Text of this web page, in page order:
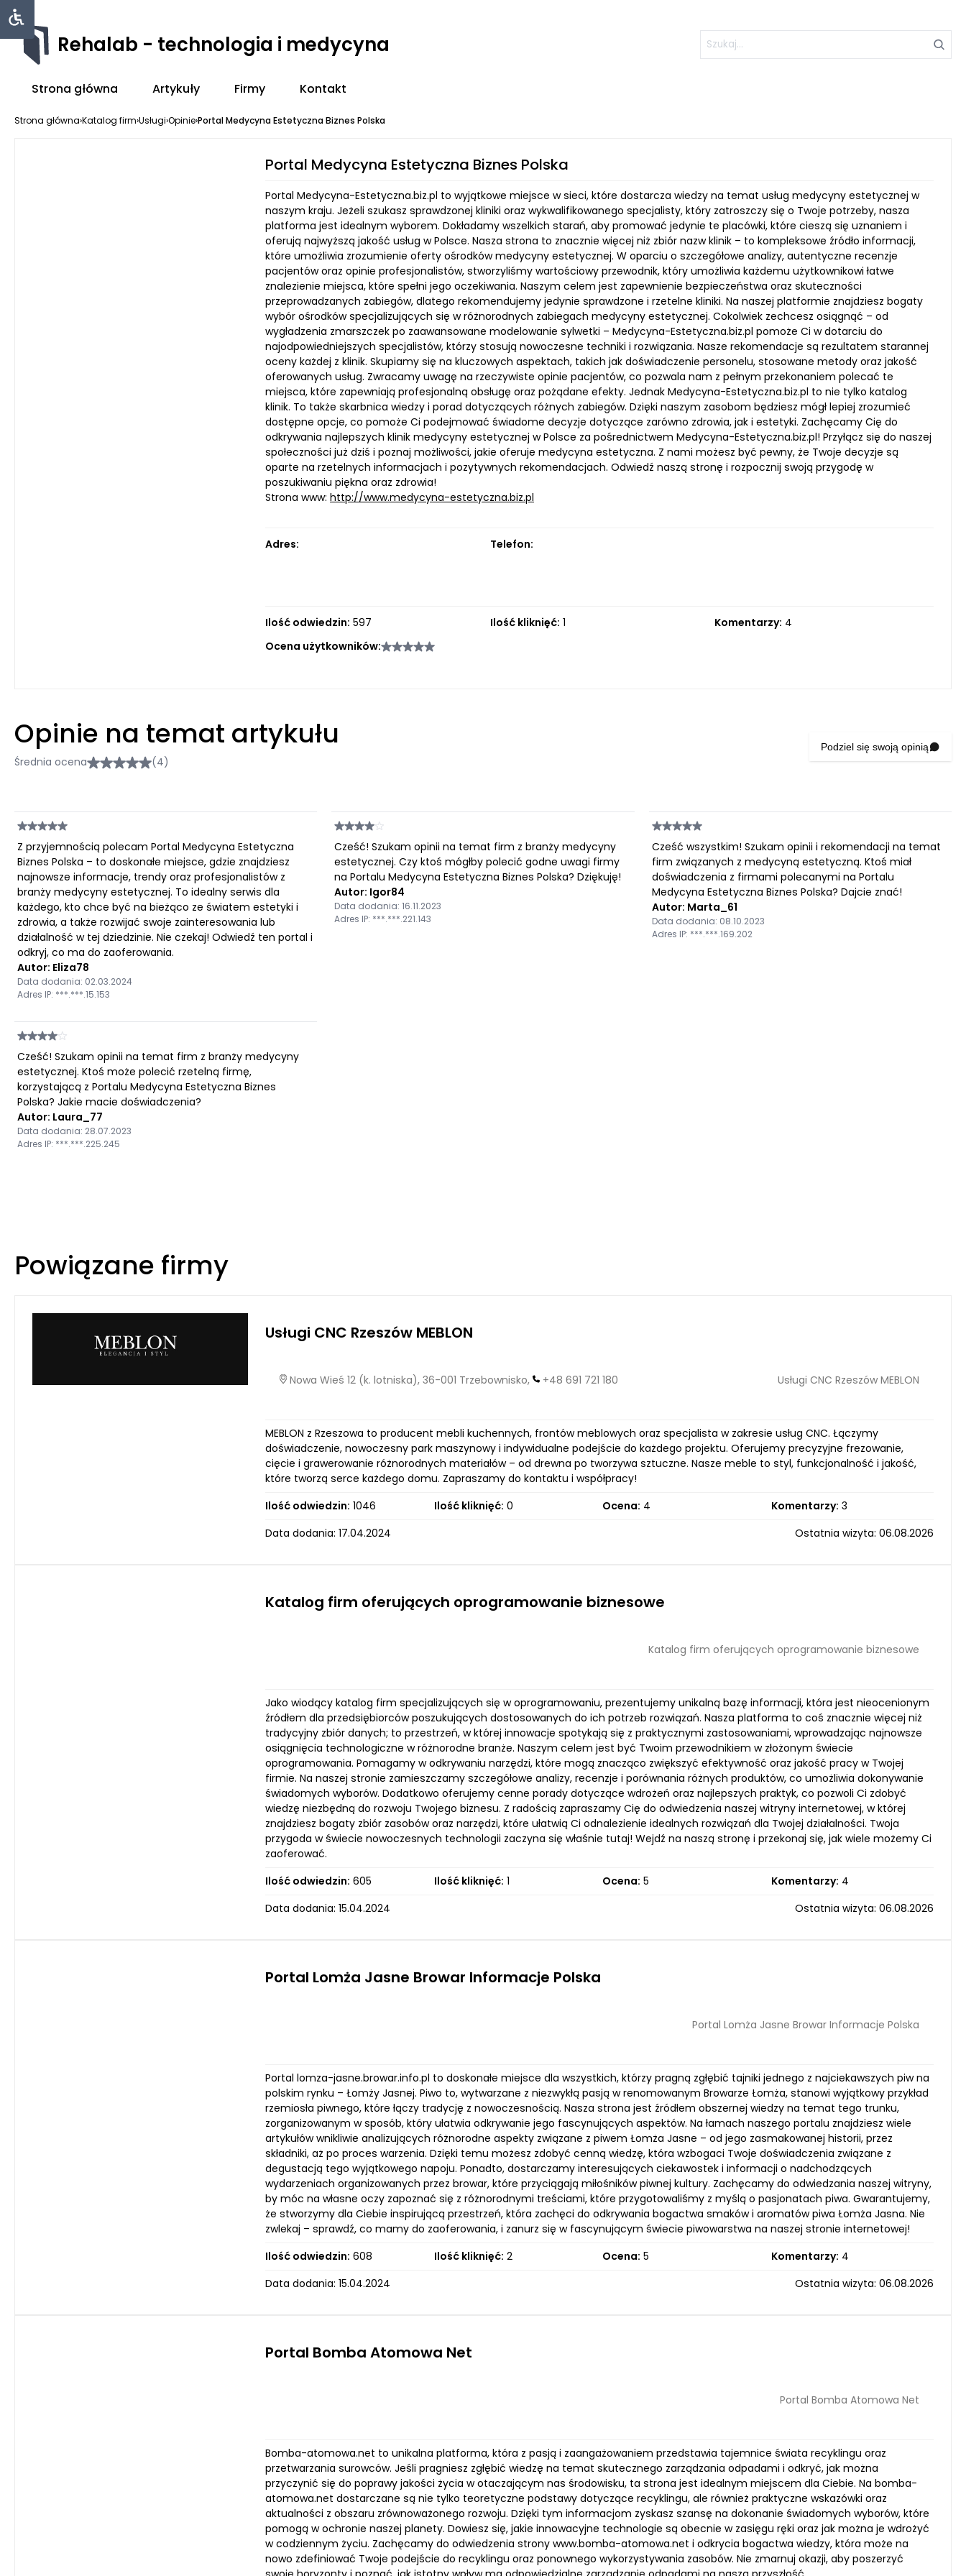
Rehalab - technologia i medycyna
Strona główna Artykuły Firmy Kontakt
Strona główna›Katalog firm›Usługi›Opinie›Portal Medycyna Estetyczna Biznes Polska
Portal Medycyna Estetyczna Biznes Polska
Portal Medycyna-Estetyczna.biz.pl to wyjątkowe miejsce w sieci, które dostarcza wiedzy na temat usług medycyny estetycznej w
naszym kraju. Jeżeli szukasz sprawdzonej kliniki oraz wykwalifikowanego specjalisty, który zatroszczy się o Twoje potrzeby, nasza
platforma jest idealnym wyborem. Dokładamy wszelkich starań, aby promować jedynie te placówki, które cieszą się uznaniem i
oferują najwyższą jakość usług w Polsce. Nasza strona to znacznie więcej niż zbiór nazw klinik – to kompleksowe źródło informacji,
które umożliwia zrozumienie oferty ośrodków medycyny estetycznej. W oparciu o szczegółowe analizy, autentyczne recenzje
pacjentów oraz opinie profesjonalistów, stworzyliśmy wartościowy przewodnik, który umożliwia każdemu użytkownikowi łatwe
znalezienie miejsca, które spełni jego oczekiwania. Naszym celem jest zapewnienie bezpieczeństwa oraz skuteczności
przeprowadzanych zabiegów, dlatego rekomendujemy jedynie sprawdzone i rzetelne kliniki. Na naszej platformie znajdziesz bogaty
wybór ośrodków specjalizujących się w różnorodnych zabiegach medycyny estetycznej. Cokolwiek zechcesz osiągnąć – od
wygładzenia zmarszczek po zaawansowane modelowanie sylwetki – Medycyna-Estetyczna.biz.pl pomoże Ci w dotarciu do
najodpowiedniejszych specjalistów, którzy stosują nowoczesne techniki i rozwiązania. Nasze rekomendacje są rezultatem starannej
oceny każdej z klinik. Skupiamy się na kluczowych aspektach, takich jak doświadczenie personelu, stosowane metody oraz jakość
oferowanych usług. Zwracamy uwagę na rzeczywiste opinie pacjentów, co pozwala nam z pełnym przekonaniem polecać te
miejsca, które zapewniają profesjonalną obsługę oraz pożądane efekty. Jednak Medycyna-Estetyczna.biz.pl to nie tylko katalog
klinik. To także skarbnica wiedzy i porad dotyczących różnych zabiegów. Dzięki naszym zasobom będziesz mógł lepiej zrozumieć
dostępne opcje, co pomoże Ci podejmować świadome decyzje dotyczące zarówno zdrowia, jak i estetyki. Zachęcamy Cię do
odkrywania najlepszych klinik medycyny estetycznej w Polsce za pośrednictwem Medycyna-Estetyczna.biz.pl! Przyłącz się do naszej
społeczności już dziś i poznaj możliwości, jakie oferuje medycyna estetyczna. Z nami możesz być pewny, że Twoje decyzje są
oparte na rzetelnych informacjach i pozytywnych rekomendacjach. Odwiedź naszą stronę i rozpocznij swoją przygodę w
poszukiwaniu piękna oraz zdrowia!
Strona www: http://www.medycyna-estetyczna.biz.pl
Adres: Telefon:
Ilość odwiedzin: 597 Ilość kliknięć: 1 Komentarzy: 4
Ocena użytkowników:
Opinie na temat artykułu
Średnia ocena (4)
Podziel się swoją opinią
Z przyjemnością polecam Portal Medycyna Estetyczna
Biznes Polska – to doskonałe miejsce, gdzie znajdziesz
najnowsze informacje, trendy oraz profesjonalistów z
branży medycyny estetycznej. To idealny serwis dla
każdego, kto chce być na bieżąco ze światem estetyki i
zdrowia, a także rozwijać swoje zainteresowania lub
działalność w tej dziedzinie. Nie czekaj! Odwiedź ten portal i
odkryj, co ma do zaoferowania.
Autor: Eliza78
Data dodania: 02.03.2024
Adres IP: ***.***.15.153
Cześć! Szukam opinii na temat firm z branży medycyny
estetycznej. Czy ktoś mógłby polecić godne uwagi firmy
na Portalu Medycyna Estetyczna Biznes Polska? Dziękuję!
Autor: Igor84
Data dodania: 16.11.2023
Adres IP: ***.***.221.143
Cześć wszystkim! Szukam opinii i rekomendacji na temat
firm związanych z medycyną estetyczną. Ktoś miał
doświadczenia z firmami polecanymi na Portalu
Medycyna Estetyczna Biznes Polska? Dajcie znać!
Autor: Marta_61
Data dodania: 08.10.2023
Adres IP: ***.***.169.202
Cześć! Szukam opinii na temat firm z branży medycyny
estetycznej. Ktoś może polecić rzetelną firmę,
korzystającą z Portalu Medycyna Estetyczna Biznes
Polska? Jakie macie doświadczenia?
Autor: Laura_77
Data dodania: 28.07.2023
Adres IP: ***.***.225.245
Powiązane firmy
Usługi CNC Rzeszów MEBLON
Nowa Wieś 12 (k. lotniska), 36-001 Trzebownisko, +48 691 721 180 Usługi CNC Rzeszów MEBLON
MEBLON z Rzeszowa to producent mebli kuchennych, frontów meblowych oraz specjalista w zakresie usług CNC. Łączymy
doświadczenie, nowoczesny park maszynowy i indywidualne podejście do każdego projektu. Oferujemy precyzyjne frezowanie,
cięcie i grawerowanie różnorodnych materiałów – od drewna po tworzywa sztuczne. Nasze meble to styl, funkcjonalność i jakość,
które tworzą serce każdego domu. Zapraszamy do kontaktu i współpracy!
Ilość odwiedzin: 1046 Ilość kliknięć: 0 Ocena: 4 Komentarzy: 3
Data dodania: 17.04.2024
Ostatnia wizyta: 06.08.2026
Katalog firm oferujących oprogramowanie biznesowe
Katalog firm oferujących oprogramowanie biznesowe
Jako wiodący katalog firm specjalizujących się w oprogramowaniu, prezentujemy unikalną bazę informacji, która jest nieocenionym
źródłem dla przedsiębiorców poszukujących dostosowanych do ich potrzeb rozwiązań. Nasza platforma to coś znacznie więcej niż
tradycyjny zbiór danych; to przestrzeń, w której innowacje spotykają się z praktycznymi zastosowaniami, wprowadzając najnowsze
osiągnięcia technologiczne w różnorodne branże. Naszym celem jest być Twoim przewodnikiem w złożonym świecie
oprogramowania. Pomagamy w odkrywaniu narzędzi, które mogą znacząco zwiększyć efektywność oraz jakość pracy w Twojej
firmie. Na naszej stronie zamieszczamy szczegółowe analizy, recenzje i porównania różnych produktów, co umożliwia dokonywanie
świadomych wyborów. Dodatkowo oferujemy cenne porady dotyczące wdrożeń oraz najlepszych praktyk, co pozwoli Ci zdobyć
wiedzę niezbędną do rozwoju Twojego biznesu. Z radością zapraszamy Cię do odwiedzenia naszej witryny internetowej, w której
znajdziesz bogaty zbiór zasobów oraz narzędzi, które ułatwią Ci odnalezienie idealnych rozwiązań dla Twojej działalności. Twoja
przygoda w świecie nowoczesnych technologii zaczyna się właśnie tutaj! Wejdź na naszą stronę i przekonaj się, jak wiele możemy Ci
zaoferować.
Ilość odwiedzin: 605 Ilość kliknięć: 1 Ocena: 5 Komentarzy: 4
Data dodania: 15.04.2024
Ostatnia wizyta: 06.08.2026
Portal Lomża Jasne Browar Informacje Polska
Portal Lomża Jasne Browar Informacje Polska
Portal lomza-jasne.browar.info.pl to doskonałe miejsce dla wszystkich, którzy pragną zgłębić tajniki jednego z najciekawszych piw na
polskim rynku – Łomży Jasnej. Piwo to, wytwarzane z niezwykłą pasją w renomowanym Browarze Łomża, stanowi wyjątkowy przykład
rzemiosła piwnego, które łączy tradycję z nowoczesnością. Nasza strona jest źródłem obszernej wiedzy na temat tego trunku,
zorganizowanym w sposób, który ułatwia odkrywanie jego fascynujących aspektów. Na łamach naszego portalu znajdziesz wiele
artykułów wnikliwie analizujących różnorodne aspekty związane z piwem Łomża Jasne – od jego zasmakowanej historii, przez
składniki, aż po proces warzenia. Dzięki temu możesz zdobyć cenną wiedzę, która wzbogaci Twoje doświadczenia związane z
degustacją tego wyjątkowego napoju. Ponadto, dostarczamy interesujących ciekawostek i informacji o nadchodzących
wydarzeniach organizowanych przez browar, które przyciągają miłośników piwnej kultury. Zachęcamy do odwiedzania naszej witryny,
by móc na własne oczy zapoznać się z różnorodnymi treściami, które przygotowaliśmy z myślą o pasjonatach piwa. Gwarantujemy,
że stworzymy dla Ciebie inspirującą przestrzeń, która zachęci do odkrywania bogactwa smaków i aromatów piwa Łomża Jasna. Nie
zwlekaj – sprawdź, co mamy do zaoferowania, i zanurz się w fascynującym świecie piwowarstwa na naszej stronie internetowej!
Ilość odwiedzin: 608 Ilość kliknięć: 2 Ocena: 5 Komentarzy: 4
Data dodania: 15.04.2024
Ostatnia wizyta: 06.08.2026
Portal Bomba Atomowa Net
Portal Bomba Atomowa Net
Bomba-atomowa.net to unikalna platforma, która z pasją i zaangażowaniem przedstawia tajemnice świata recyklingu oraz
przetwarzania surowców. Jeśli pragniesz zgłębić wiedzę na temat skutecznego zarządzania odpadami i odkryć, jak można
przyczynić się do poprawy jakości życia w otaczającym nas środowisku, ta strona jest idealnym miejscem dla Ciebie. Na bomba-
atomowa.net dostarczane są nie tylko teoretyczne podstawy dotyczące recyklingu, ale również praktyczne wskazówki oraz
aktualności z obszaru zrównoważonego rozwoju. Dzięki tym informacjom zyskasz szansę na dokonanie świadomych wyborów, które
pomogą w ochronie naszej planety. Dowiesz się, jakie innowacyjne technologie są obecnie w zasięgu ręki oraz jak można je wdrożyć
w codziennym życiu. Zachęcamy do odwiedzenia strony www.bomba-atomowa.net i odkrycia bogactwa wiedzy, która może na
nowo zdefiniować Twoje podejście do recyklingu oraz ponownego wykorzystywania zasobów. Nie zmarnuj okazji, aby poszerzyć